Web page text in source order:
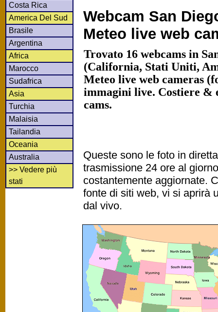
Costa Rica
America Del Sud
Brasile
Argentina
Africa
Marocco
Sudafrica
Asia
Turchia
Malaisia
Tailandia
Oceania
Australia
>> Vedere più
stati
Webcam San
Meteo live web
Trovato 16 webcams in
(California, Stati Uniti,
Meteo live web cameras
immagini live. Costiere &
cams.
Queste sono le foto in
trasmissione 24 ore al
costantemente aggiornate.
fonte di siti web, vi si aprirà
dal vivo.